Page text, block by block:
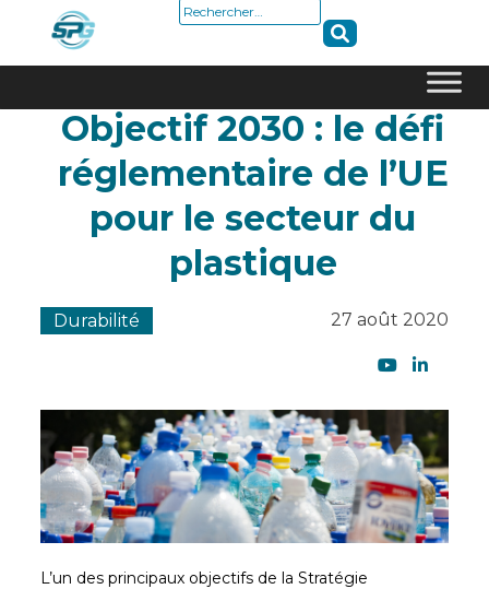
content
Rechercher :
Objectif 2030 : le défi
réglementaire de l’UE
pour le secteur du
plastique
Durabilité 27 août 2020
L’un des principaux objectifs de la Stratégie